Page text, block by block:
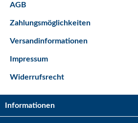
Kugelhahn 2 x IG 1/2"
Sofort verfügbar
3,95 €*
AGB
Zahlungsmöglichkeiten
Versandinformationen
Impressum
Widerrufsrecht
Informationen